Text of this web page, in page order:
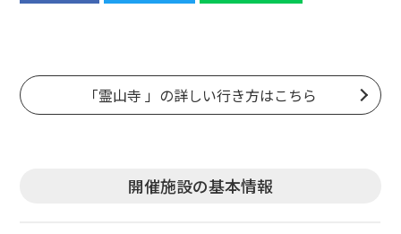
「霊山寺 」の詳しい行き方はこちら
開催施設の基本情報